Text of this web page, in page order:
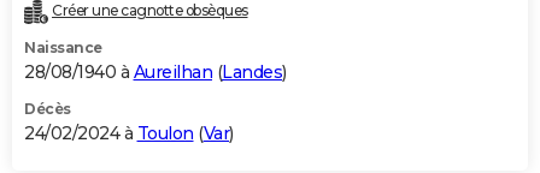
Créer une cagnotte obsèques
Naissance
28/08/1940 à Aureilhan (Landes)
Décès
24/02/2024 à Toulon (Var)